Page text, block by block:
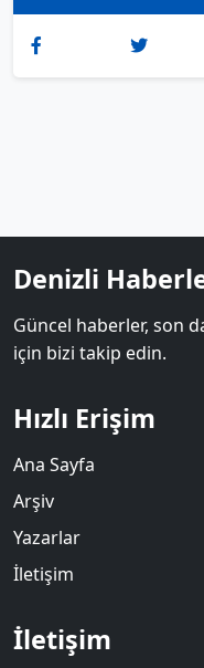
Denizli
Güncel haberler, son
için bizi takip edin.
Hızlı Erişim
Ana Sayfa
Arşiv
Yazarlar
İletişim
İletişim